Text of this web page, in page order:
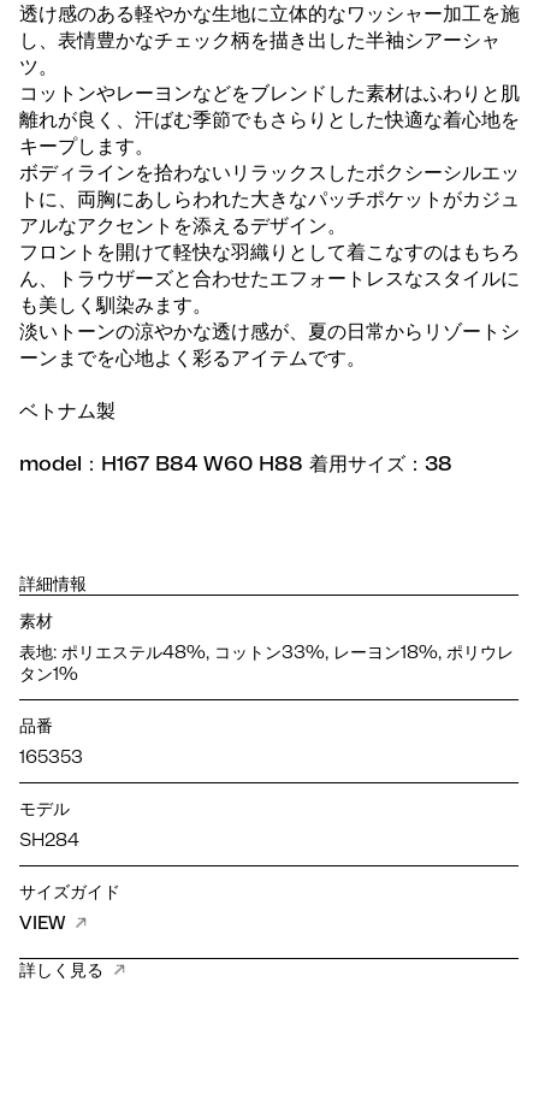
透け感のある軽やかな生地に立体的なワッシャー加工を施
し、表情豊かなチェック柄を描き出した半袖シアーシャ
ツ。
コットンやレーヨンなどをブレンドした素材はふわりと肌
離れが良く、汗ばむ季節でもさらりとした快適な着心地を
キープします。
ボディラインを拾わないリラックスしたボクシーシルエッ
トに、両胸にあしらわれた大きなパッチポケットがカジュ
アルなアクセントを添えるデザイン。
フロントを開けて軽快な羽織りとして着こなすのはもちろ
ん、トラウザーズと合わせたエフォートレスなスタイルに
も美しく馴染みます。
淡いトーンの涼やかな透け感が、夏の日常からリゾートシ
ーンまでを心地よく彩るアイテムです。
ベトナム製
model：H167 B84 W60 H88 着用サイズ：38
詳細情報
素材
表地: ポリエステル48%, コットン33%, レーヨン18%, ポリウレ
タン1%
品番
165353
モデル
SH284
サイズガイド
VIEW
詳しく見る